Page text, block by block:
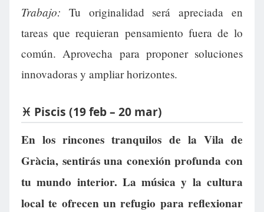
Trabajo: Tu originalidad será apreciada en
tareas que requieran pensamiento fuera de lo
común. Aprovecha para proponer soluciones
innovadoras y ampliar horizontes.
♓ Piscis (19 feb – 20 mar)
En los rincones tranquilos de la Vila de
Gràcia, sentirás una conexión profunda con
tu mundo interior. La música y la cultura
local te ofrecen un refugio para reflexionar